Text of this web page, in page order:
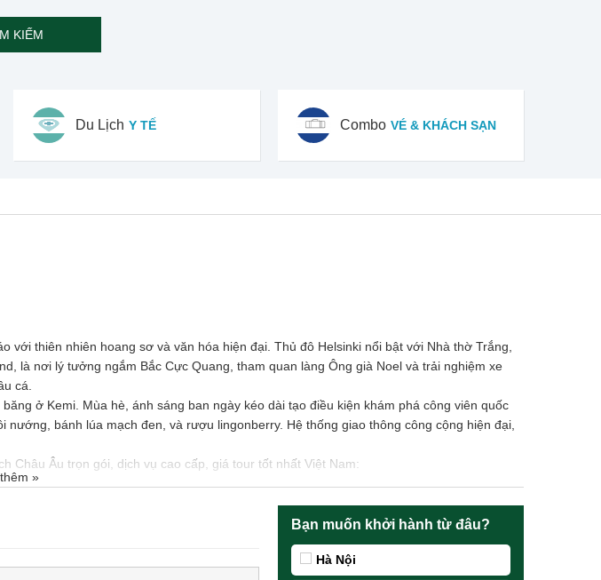
KIẾM
Du Lịch Y TẾ Combo VÉ & KHÁCH SẠN
thiên nhiên hoang sơ và văn hóa hiện đại. Thủ đô Helsinki nổi bật với Nhà thờ Trắng,
là nơi lý tưởng ngắm Bắc Cực Quang, tham quan làng Ông già Noel và trải nghiệm xe
cá.
ở Kemi. Mùa hè, ánh sáng ban ngày kéo dài tạo điều kiện khám phá công viên quốc
bánh lúa mạch đen, và rượu lingonberry. Hệ thống giao thông công cộng hiện đại,
Châu Âu trọn gói, dịch vụ cao cấp, giá tour tốt nhất Việt Nam:
»
Bạn muốn khởi hành từ đâu?
Hà Nội